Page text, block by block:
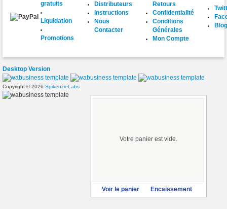
Votre panier est vide.
Voir le panier Encaissement
gratuits
Liquidation
Promotions
Distributeurs
Instructions
Nous
Contacter
Retours
Confidentialité
Conditions
Générales
Mon Compte
Blog
Desktop Version
Copyright © 2026 SpikenzieLabs